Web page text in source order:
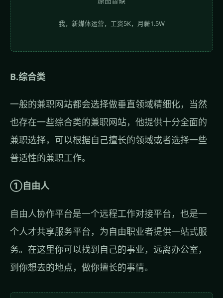
我，新媒体运营，工资5K，月薪1.5W
B.综合类
一般的兼职网站都会选择做垂直领域精细化，当然
也存在一些综合类的兼职网站，他提供十分全面的
兼职选择，可以根据自己擅长的领域或者选择一些
普适性的兼职工作。
①自由人
自由人协作平台是一个远程工作对接平台，也是一
个人才共享服务平台，为自由职业者提供一站式服
务。在这里你可以找到自己的事业，远离办公室，
到你想去的地点，做你擅长的事情。